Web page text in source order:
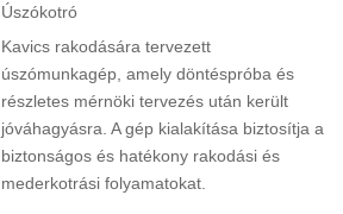
Úszókotró
Kavics rakodására tervezett
úszómunkagép, amely döntéspróba és
részletes mérnöki tervezés után került
jóváhagyásra. A gép kialakítása biztosítja a
biztonságos és hatékony rakodási és
mederkotrási folyamatokat.